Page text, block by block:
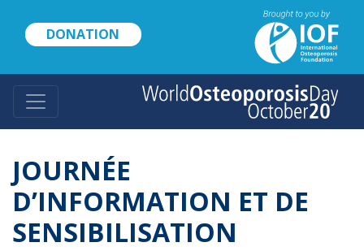
content
DONATION
JOURNÉE
D’INFORMATION ET DE
SENSIBILISATION